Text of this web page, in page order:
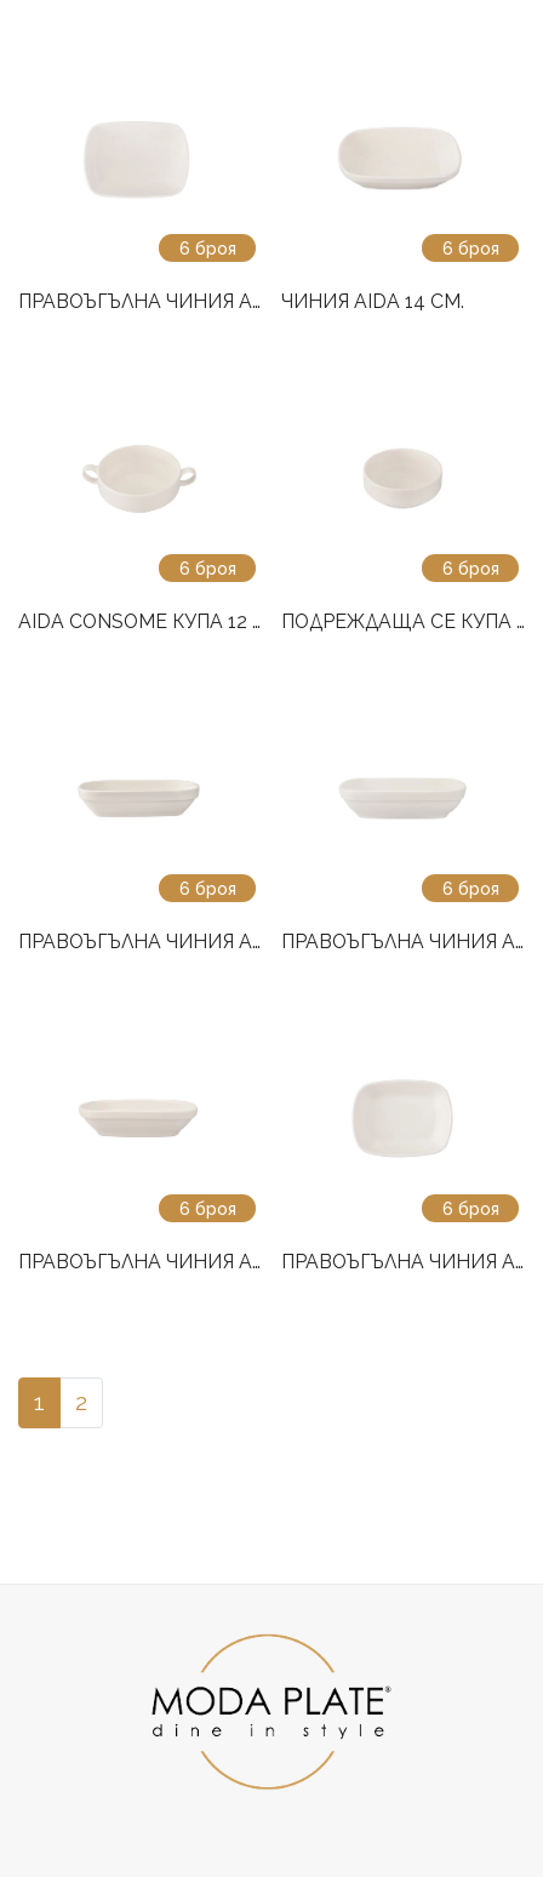
6 броя
ПРАВОЪГЪЛНА ЧИНИЯ AIDA 17 СМ
6 броя
ЧИНИЯ AIDA 14 СМ.
6 броя
AIDA CONSOME КУПА 12 СМ
6 броя
ПОДРЕЖДАЩА СЕ КУПА AIDA 12 CM
6 броя
ПРАВОЪГЪЛНА ЧИНИЯ AIDA 21 СМ
6 броя
ПРАВОЪГЪЛНА ЧИНИЯ AIDA 17 СМ
6 броя
ПРАВОЪГЪЛНА ЧИНИЯ AIDA 14 СМ
6 броя
ПРАВОЪГЪЛНА ЧИНИЯ AIDA 12 СМ
1 2